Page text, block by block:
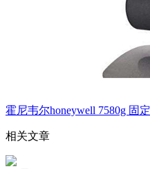
霍尼韦尔honeywell 7580g 固
相关文章